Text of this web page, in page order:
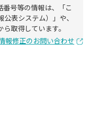
番号等の情報は、「こ
表システム）」や、
取得しています。
報修正のお問い合わせ